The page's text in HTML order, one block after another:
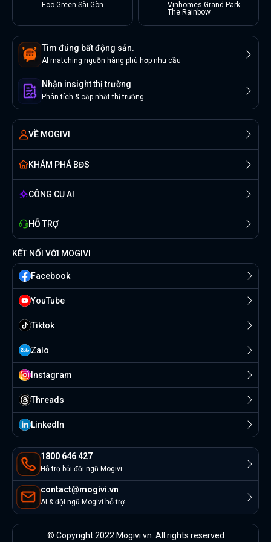
Eco Green Sài Gòn
Vinhomes Grand Park -
The Rainbow
Tìm đúng bất động sản.
AI matching nguồn hàng phù hợp nhu cầu
Nhận insight thị trường
Phân tích & cập nhật thị trường
VỀ MOGIVI
KHÁM PHÁ BĐS
CÔNG CỤ AI
HỖ TRỢ
1800 646 427
Hỗ trợ bởi đội ngũ Mogivi
contact@mogivi.vn
AI & đội ngũ Mogivi hỗ trợ
KẾT NỐI VỚI MOGIVI
Facebook
YouTube
Tiktok
Zalo
Instagram
Threads
Linkedln
© Copyright 2022 Mogivi.vn. All rights reserved